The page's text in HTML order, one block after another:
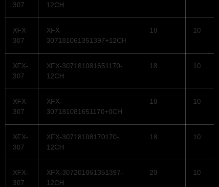
307
12CH
XFX-
307
XFX-
307181061351397+12CH
18 10
XFX-
307
XFX-307181081651170-
12CH
18 10
XFX-
307
XFX-
307181081651170+0CH
18 10
XFX-
307
XFX-30718108170170-
12CH
18 10
XFX-
307
XFX-307201061351397-
12CH
20 10